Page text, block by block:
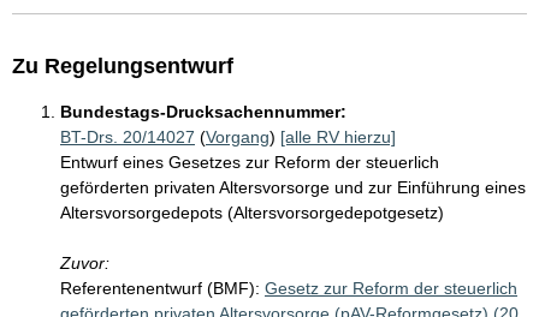
Zu Regelungsentwurf
Bundestags-Drucksachennummer:
BT-Drs. 20/14027 (Vorgang) [alle RV hierzu]
Entwurf eines Gesetzes zur Reform der steuerlich
geförderten privaten Altersvorsorge und zur Einführung eines
Altersvorsorgedepots (Altersvorsorgedepotgesetz)
Zuvor:
Referentenentwurf (BMF): Gesetz zur Reform der steuerlich